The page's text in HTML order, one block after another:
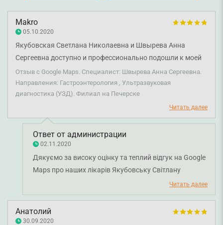
Makro
05.10.2020
Якубовская Светлана Николаевна и Швырева Анна
Сергеевна доступно и профессионально подошли к моей
проблеме. Всем рекомендую!
Отзыв с Google Maps. Специалист: Швырева Анна Сергеевна.
Направления: Гастроэнтерология , Ультразвуковая
диагностика (УЗД). Филиал на Печерске
Читать далее
Ответ от администрации
02.11.2020
Дякуємо за високу оцінку та теплий відгук на Google
Maps про наших лікарів Якубовську Світлану
Миколаївну і Швирьову Анну Сергіївну. Раді чути, що
ви залишилися задоволені візитом до клініки.
Дякуємо за довіру і щиро бажаємо вам міцного
здоров'я!
Читать далее
Анатолий
30.09.2020